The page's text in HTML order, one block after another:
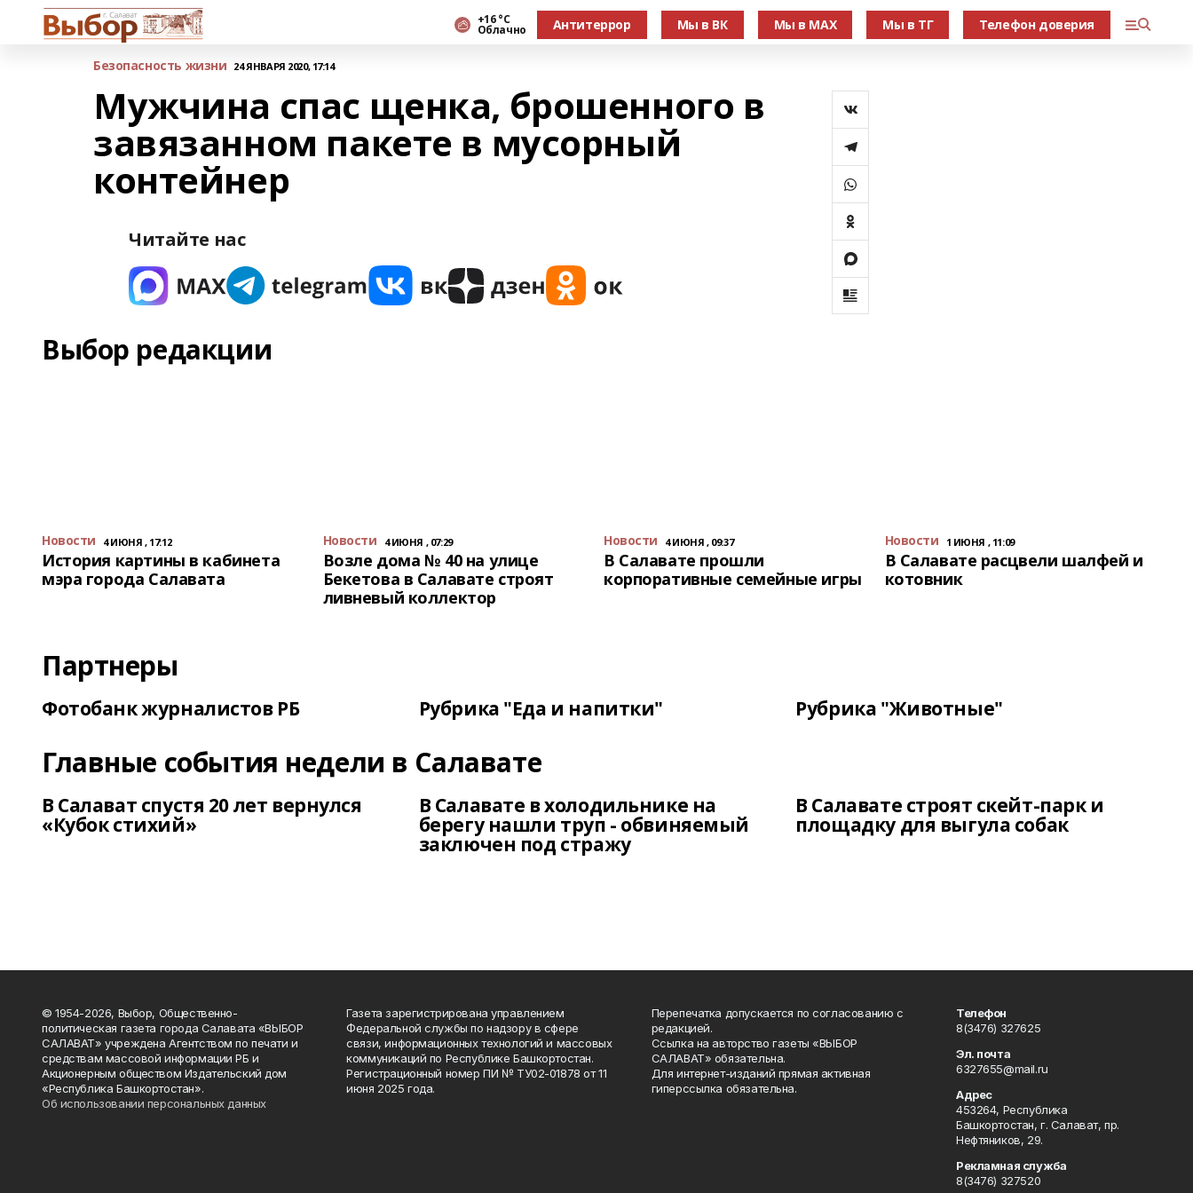
+16 °С
Облачно Антитеррор Мы в ВК Мы в МАХ Мы в ТГ Телефон доверия
Безопасность жизни 24 ЯНВАРЯ 2020, 17:14
Мужчина спас щенка, брошенного в
завязанном пакете в мусорный
контейнер
Читайте нас
Выбор редакции
Новости 4 ИЮНЯ , 17:12
История картины в кабинета
мэра города Салавата
Новости 4 ИЮНЯ , 07:29
Возле дома № 40 на улице
Бекетова в Салавате строят
ливневый коллектор
Новости 4 ИЮНЯ , 09:37
В Салавате прошли
корпоративные семейные игры
Новости 1 ИЮНЯ , 11:09
В Салавате расцвели шалфей и
котовник
Партнеры
Фотобанк журналистов РБ Рубрика "Еда и напитки" Рубрика "Животные"
Главные события недели в Салавате
В Салават спустя 20 лет вернулся
«Кубок стихий»
В Салавате в холодильнике на
берегу нашли труп - обвиняемый
заключен под стражу
В Салавате строят скейт-парк и
площадку для выгула собак
© 1954-2026, Выбор, Общественно-
политическая газета города Салавата «ВЫБОР
САЛАВАТ» учреждена Агентством по печати и
средствам массовой информации РБ и
Акционерным обществом Издательский дом
«Республика Башкортостан».
Об использовании персональных данных
Газета зарегистрирована управлением
Федеральной службы по надзору в сфере
связи, информационных технологий и массовых
коммуникаций по Республике Башкортостан.
Регистрационный номер ПИ № ТУ02-01878 от 11
июня 2025 года.
Перепечатка допускается по согласованию с
редакцией.
Ссылка на авторство газеты «ВЫБОР
САЛАВАТ» обязательна.
Для интернет-изданий прямая активная
гиперссылка обязательна.
Телефон
8(3476) 327625
Эл. почта
6327655@mail.ru
Адрес
453264, Республика
Башкортостан, г. Салават, пр.
Нефтяников, 29.
Рекламная служба
8(3476) 327520